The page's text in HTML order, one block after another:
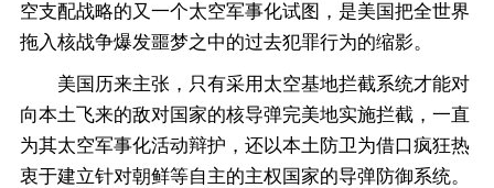
空支配战略的又一个太空军事化试图，是美国把全世界
拖入核战争爆发噩梦之中的过去犯罪行为的缩影。
美国历来主张，只有采用太空基地拦截系统才能对
向本土飞来的敌对国家的核导弹完美地实施拦截，一直
为其太空军事化活动辩护，还以本土防卫为借口疯狂热
衷于建立针对朝鲜等自主的主权国家的导弹防御系统。